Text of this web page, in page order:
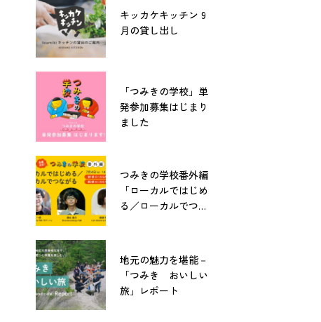
キッカケキッチン 9
月の貸し出し
「つみきの学校」単
発参加募集はじまり
ました
つみきの学校番外編
「ローカルではじめ
る／ローカルでつな
地元の魅力を堪能－
「つみき おいしい
旅」レポート